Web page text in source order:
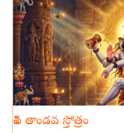
శివ తాండవ స్తోత్రం